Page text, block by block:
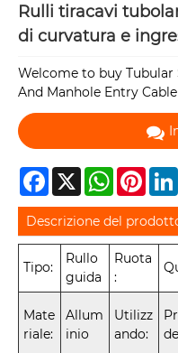
Rulli tiracavi
di curvatura e
Welcome to buy Tubular
And Manhole Entry
Facebook
X WhatsApp
Descrizione del
Tipo:
Rullo
guida
Ruota
:
Mate
riale:
Allum
inio
Utilizz
ando: